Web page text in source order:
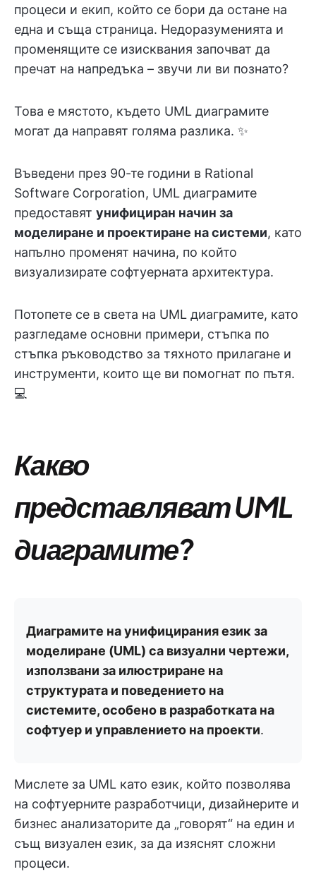
процеси и екип, който се бори да остане на
една и съща страница. Недоразуменията и
променящите се изисквания започват да
пречат на напредъка – звучи ли ви познато?
Това е мястото, където UML диаграмите
могат да направят голяма разлика. ✨
Въведени през 90-те години в Rational
Software Corporation, UML диаграмите
предоставят унифициран начин за
моделиране и проектиране на системи, като
напълно променят начина, по който
визуализирате софтуерната архитектура.
Потопете се в света на UML диаграмите, като
разгледаме основни примери, стъпка по
стъпка ръководство за тяхното прилагане и
инструменти, които ще ви помогнат по пътя.
💻
Какво
представляват UML
диаграмите?
Диаграмите на унифицирания език за
моделиране (UML) са визуални чертежи,
използвани за илюстриране на
структурата и поведението на
системите, особено в разработката на
софтуер и управлението на проекти.
Мислете за UML като език, който позволява
на софтуерните разработчици, дизайнерите и
бизнес анализаторите да „говорят“ на един и
същ визуален език, за да изяснят сложни
процеси.